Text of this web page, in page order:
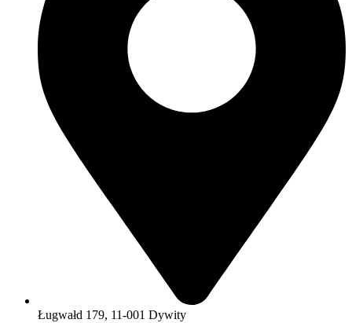
Ługwałd 179, 11-001 Dywity